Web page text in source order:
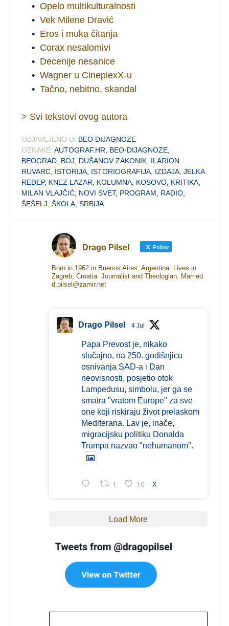
• Opelo multikulturalnosti
• Vek Milene Dravić
• Eros i muka čitanja
• Corax nesalomivi
• Decenije nesanice
• Wagner u CineplexX-u
• Tačno, nebitno, skandal
> Svi tekstovi ovog autora
OBJAVLJENO U: BEO DIJAGNOZE
OZNAKE: AUTOGRAF.HR BEO-DIJAGNOZE
BEOGRAD BOJ DUŠANOV ZAKONIK ILARION
RUVARC ISTORIJA ISTORIOGRAFIJA IZDAJA ,JELKA
REĐEP, KNEZ LAZAR KOLUMNA KOSOVO KRITIKA
MILAN VLAJČIĆ NOVI SVET, PROGRAM RADIO
ŠEŠELJ ,ŠKOLA ,SRBIJA
Drago Pilsel Follow
Born in 1962 in Buenos Aires, Argentina. Lives in
Zagreb, Croatia. Journalist and Theologian. Married.
d.pilsel@zamir.net
Drago Pilsel 4 Jul
Papa Prevost je, nikako
slučajno, na 250. godišnjicu
osnivanja SAD-a i Dan
neovisnosti, posjetio otok
Lampedusu, simbolu, jer ga se
smatra "vratom Europe" za sve
one koji riskiraju život prelaskom
Mediterana. Lav je, inače,
migracijsku politiku Donalda
Trumpa nazvao "nehumanom".
1 10 X
Load More